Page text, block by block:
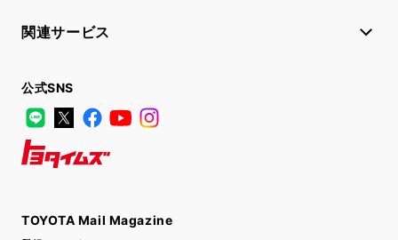
関連サービス
公式SNS
LINE
X FacebookYouTube
TOYOTA Mail Magazine